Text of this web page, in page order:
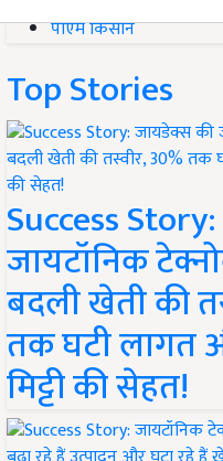
पीएम किसान
Top Stories
Success
जायटॉनिक
बदली खेती की
तक घटी लागत
मिट्टी की सेहत!